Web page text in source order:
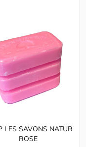
LES SAVONS NATUR
ROSE